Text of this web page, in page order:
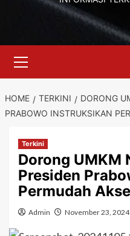
Menu
HOME TERKINI
DORONG
PRABOWO INSTRUKSIKAN
Terkini
Dorong UMKM
Presiden
Permudah
Admin November 23, 2024